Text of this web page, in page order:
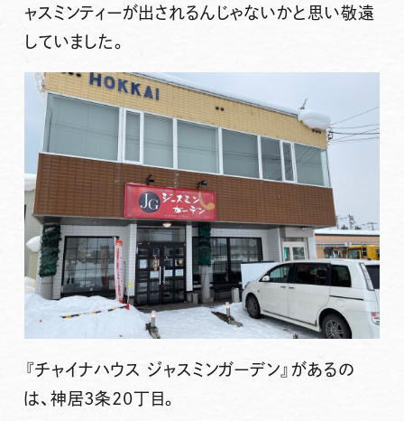
ャスミンティーが出されるんじゃないかと思い敬遠
していました。
『チャイナハウス ジャスミンガーデン』 があるの
は、神居3条20丁目。